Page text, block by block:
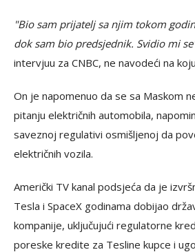
"Bio sam prijatelj sa njim tokom
dok sam bio predsjednik. Svidio mi
intervjuu za CNBC, ne navodeći na
On je napomenuo da se sa Maskom
pitanju električnih automobila,
saveznoj regulativi osmišljenoj da
električnih vozila.
Američki TV kanal podsjeća da je
Tesla i SpaceX godinama dobijao
kompanije, uključujući regulatorne
poreske kredite za Tesline kupce i